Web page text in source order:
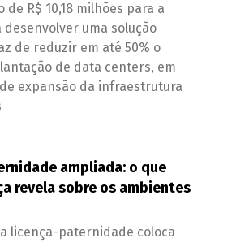
de R$ 10,18 milhões para a
desenvolver uma solução
de reduzir em até 50% o
de data centers, em
expansão da infraestrutura
ampliada: o que
revela sobre os ambientes
licença-paternidade coloca